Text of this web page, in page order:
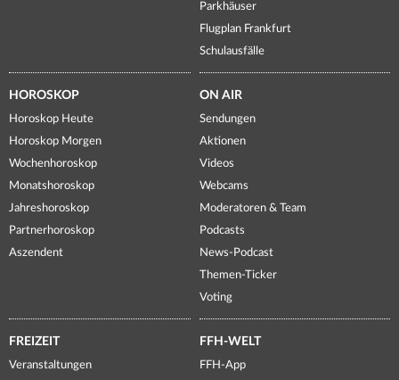
Parkhäuser
Flugplan Frankfurt
Schulausfälle
HOROSKOP
Horoskop Heute
Horoskop Morgen
Wochenhoroskop
Monatshoroskop
Jahreshoroskop
Partnerhoroskop
Aszendent
ON AIR
Sendungen
Aktionen
Videos
Webcams
Moderatoren & Team
Podcasts
News-Podcast
Themen-Ticker
Voting
FREIZEIT
Veranstaltungen
FFH-WELT
FFH-App